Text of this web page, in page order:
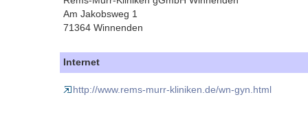
Am Jakobsweg 1
71364 Winnenden
Internet
http://www.rems-murr-kliniken.de/wn-gyn.html